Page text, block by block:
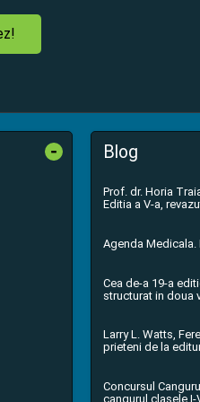
- Blog
Prof. dr. Horia
Editia a V-a,
Agenda Medicala.
Cea de-a 19-a
structurat in doua
Larry L. Watts,
prieteni de la
Concursul
cangurul clasele I-